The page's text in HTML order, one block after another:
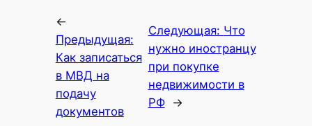
←
Предыдущая:
Как записаться
в МВД на
подачу
документов
Следующая: Что
нужно иностранцу
при покупке
недвижимости в
РФ
→